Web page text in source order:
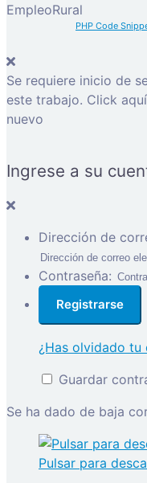
EmpleoRural
PHP Code
Se requiere inicio de
este trabajo. Click
nuevo
Ingrese a su
Dirección de
Contraseña:
¿Has olvidado tu
Guardar
Se ha dado de baja
Pulsar para